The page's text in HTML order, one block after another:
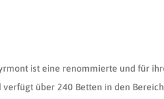
ist eine renommierte und für
über 240 Betten in den